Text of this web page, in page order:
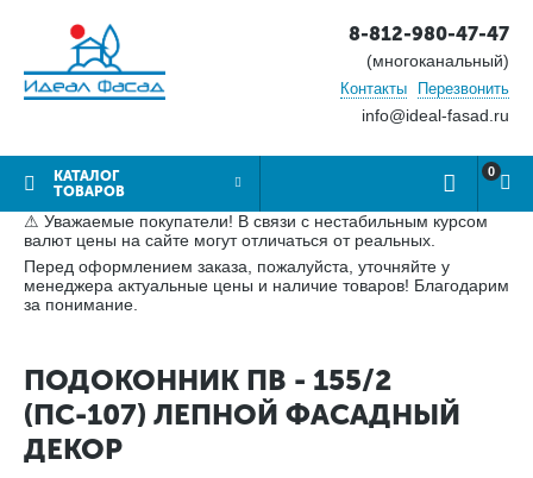
8-812-980-47-47
(многоканальный)
Контакты Перезвонить
info@ideal-fasad.ru
КАТАЛОГ
ТОВАРОВ
0
⚠ Уважаемые покупатели! В связи с нестабильным курсом
валют цены на сайте могут отличаться от реальных.
Перед оформлением заказа, пожалуйста, уточняйте у
менеджера актуальные цены и наличие товаров! Благодарим
за понимание.
ПОДОКОННИК ПВ - 155/2
(ПС-107) ЛЕПНОЙ ФАСАДНЫЙ
ДЕКОР